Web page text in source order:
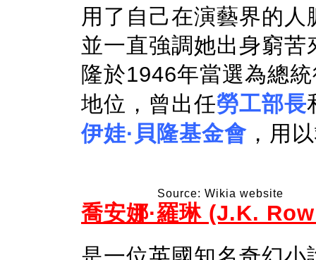
用了自己在演藝界的
並一直強調她出身窮
隆於1946年當選為總
地位，曾出任勞工部長
伊娃·貝隆基金會 ，用
Source: Wikia website
喬安娜·羅琳 (J.K.